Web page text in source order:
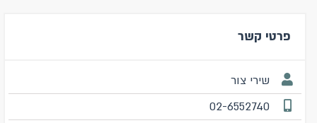
פרטי קשר
שירי צור
02-6552740